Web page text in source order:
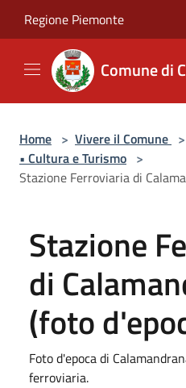
Regione Piemonte
Comune di
Home > Vivere il Comune >
• Cultura e Turismo >
Stazione Ferroviaria di
Stazione
di
(foto
Foto d'epoca di
ferroviaria.